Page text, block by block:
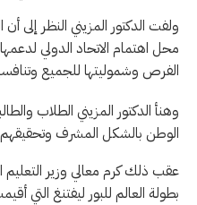
ولفت الدكتور المزيني النظر إلى
محل اهتمام الاتحاد الدولي
الفرص وشموليتها للجميع
وهنأ الدكتور المزيني الطلاب
الوطن بالشكل المشرف وتحقيقهم
عقب ذلك كرم معالي وزير التعليم
بطولة العالم للبور ليفتنغ التي